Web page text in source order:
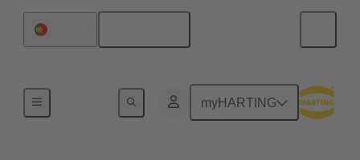
myHARTING
Currents up to 16 A